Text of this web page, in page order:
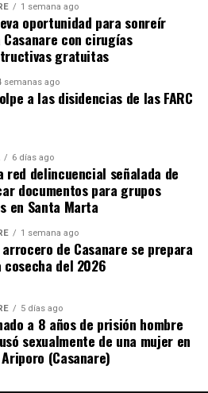
1 semana ago
oportunidad para sonreír
con cirugías
gratuitas
semanas ago
a las disidencias de las FARC
6 días ago
red delincuencial señalada de
documentos para grupos
en Santa Marta
1 semana ago
de Casanare se prepara
cosecha del 2026
5 días ago
a 8 años de prisión hombre
sexualmente de una mujer en
(Casanare)